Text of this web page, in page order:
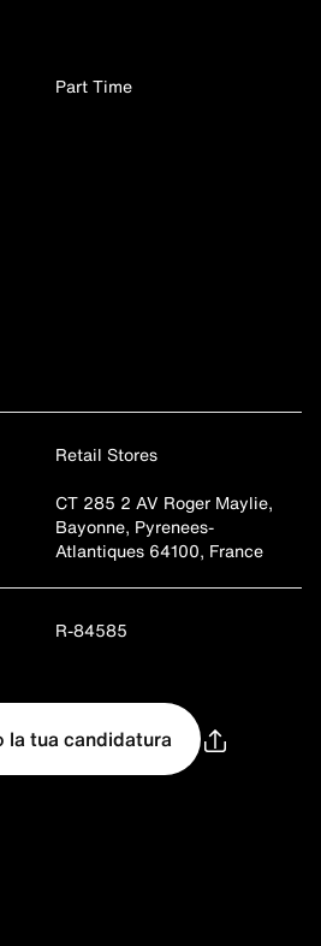
Part Time
Retail Stores
CT 285 2 AV Roger Maylie,
Bayonne, Pyrenees-
Atlantiques 64100, France
R-84585
la tua candidatura